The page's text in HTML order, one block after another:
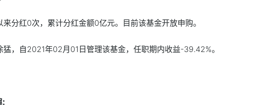
来分红0次，累计分红金额0亿元。目前该基金开放申购。
猛，自2021年02月01日管理该基金，任职期内收益-39.42%。
: